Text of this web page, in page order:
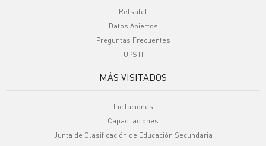
Refsatel
Datos Abiertos
Preguntas Frecuentes
UPSTI
MÁS VISITADOS
Licitaciones
Capacitaciones
Junta de Clasificación de Educación Secundaria